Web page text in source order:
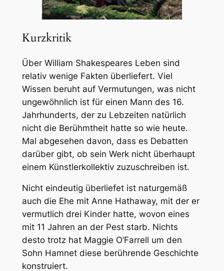
Kurzkritik
Über William Shakespeares Leben sind
relativ wenige Fakten überliefert. Viel
Wissen beruht auf Vermutungen, was nicht
ungewöhnlich ist für einen Mann des 16.
Jahrhunderts, der zu Lebzeiten natürlich
nicht die Berühmtheit hatte so wie heute.
Mal abgesehen davon, dass es Debatten
darüber gibt, ob sein Werk nicht überhaupt
einem Künstlerkollektiv zuzuschreiben ist.
Nicht eindeutig überliefet ist naturgemäß
auch die Ehe mit Anne Hathaway, mit der er
vermutlich drei Kinder hatte, wovon eines
mit 11 Jahren an der Pest starb. Nichts
desto trotz hat Maggie O’Farrell um den
Sohn Hamnet diese berührende Geschichte
konstruiert.